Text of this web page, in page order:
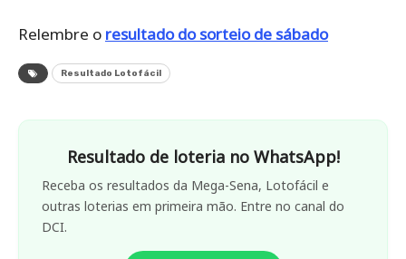
Relembre o resultado do sorteio de sábado
Resultado Lotofácil
Resultado de loteria no WhatsApp!
Receba os resultados da Mega-Sena, Lotofácil e
outras loterias em primeira mão. Entre no canal do
DCI.